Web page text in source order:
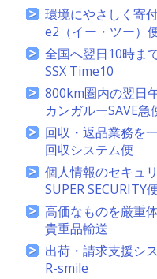
環境にやさしく寄
e2（イー・ツー）
全国へ翌日10時ま
SSX Time10
800km圏内の翌日
カンガルーSAVE急
回収・返品業務を
回収システム便
個人情報のセキュ
SUPER SECURITY
高価なものを厳重
貴重品輸送
出荷・請求支援シ
R-smile